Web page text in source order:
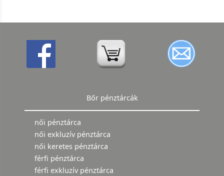
Bőr pénztárcák
női pénztárca
női exkluzív pénztárca
női keretes pénztárca
férfi pénztárca
férfi exkluzív pénztárca